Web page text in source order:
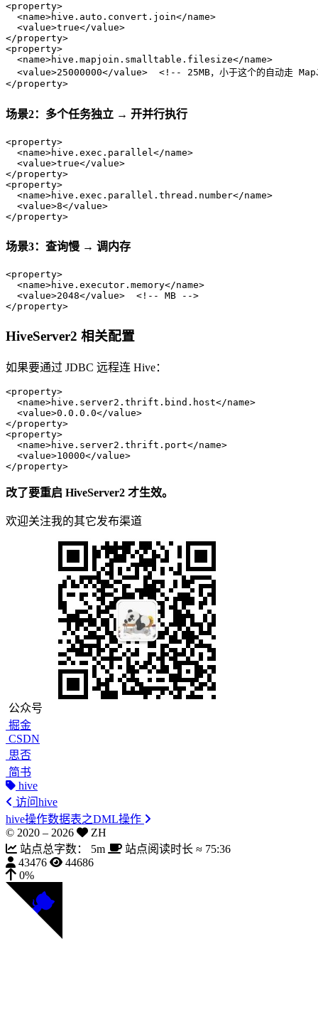
<property>
<name>hive.auto.convert.join</name>
<value>true</value>
</property>
<property>
<name>hive.mapjoin.smalltable.filesize</name>
<value>25000000</value>
<!-- 25MB，小于这个的自动走
</property>
场景2：多个任务独立 → 开并行执行
<property>
<name>hive.exec.parallel </name>
<value>true</value>
</property>
<property>
<name>hive.exec.parallel.thread.number</name>
<value>8</value>
</property>
场景3：查询慢 → 调内存
<property>
<name>hive.executor.memory</name>
<value>2048</value>
<!-- MB -->
</property>
HiveServer2 相关配置
如果要通过 JDBC 远程连 Hive：
<property>
<name>hive.server2.thrift.bind.host</name>
<value>0.0.0.0</value>
</property>
<property>
<name>hive.server2.thrift.port</name>
<value>10000</value>
</property>
改了要重启 HiveServer2 才生效。
欢迎关注我的其它发布渠道
公众号
掘金
CSDN
思否
简书
hive
访问hive
hive操作数据表之DML操作
© 2020 – 2026
ZH
站点总字数：
5m 站点阅读时长 ≈ 75:36
43476
44686
0%